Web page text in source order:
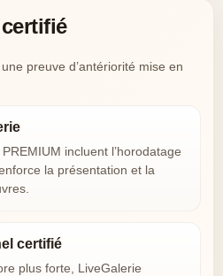
preuve d’antériorité mise en
incluent l’horodatage
la présentation et la
certifié
plus forte, LiveGalerie